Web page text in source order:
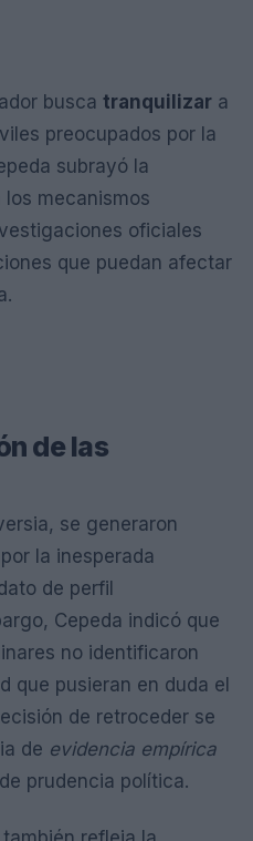
busca tranquilizar a
preocupados por la
subrayó la
mecanismos
oficiales
que puedan afectar
de las
se generaron
la inesperada
de perfil
Cepeda indicó que
no identificaron
que pusieran en duda el
de retroceder se
de evidencia empírica
prudencia política.